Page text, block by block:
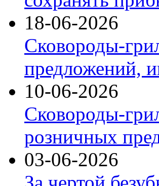
18-06-2026
Сковороды-
предложений,
10-06-2026
Сковороды-
розничных
03-06-2026